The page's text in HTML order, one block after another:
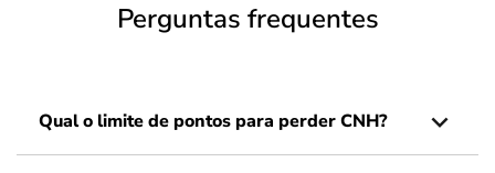
Perguntas frequentes
Qual o limite de pontos para perder CNH?